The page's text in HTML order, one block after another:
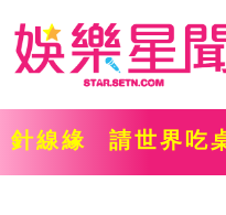
針線緣 請世界吃